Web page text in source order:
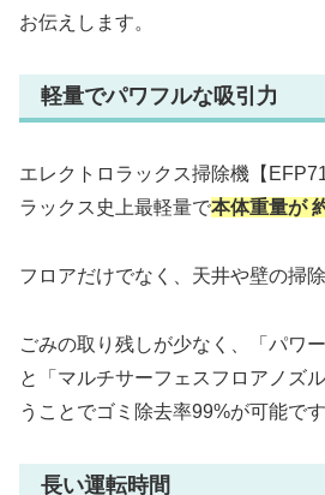
お伝えします。
軽量でパワフルな吸引力
エレクトロラックス掃除機【
ラックス史上最軽量で本体重量が
フロアだけでなく、天井や壁の掃
ごみの取り残しが少なく、「パワ
と「マルチサーフェスフロアノズ
うことでゴミ除去率99%が可能です
長い運転時間